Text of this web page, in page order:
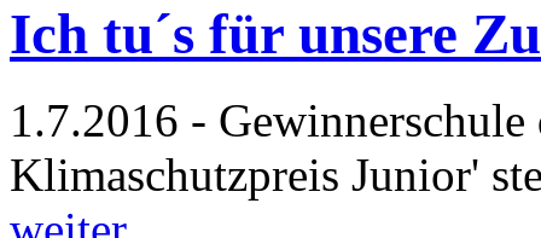
Ich tu´s für unsere
1.7.2016 - Gewinnerschule
Klimaschutzpreis Junior'